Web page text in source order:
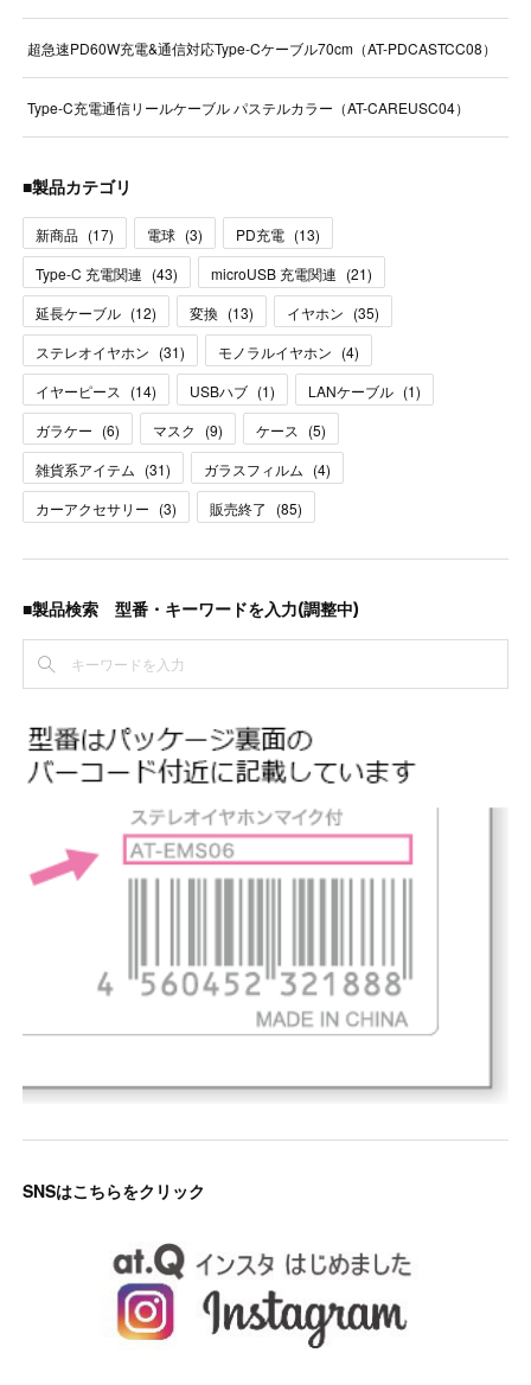
超急速PD60W充電&通信対応Type-Cケーブル70cm（AT-PDCASTCC08）
Type-C充電通信リールケーブル パステルカラー（AT-CAREUSC04）
■製品カテゴリ
新商品 (17) 電球 (3) PD充電 (13)
Type-C 充電関連 (43) microUSB 充電関連 (21)
延長ケーブル (12) 変換 (13) イヤホン (35)
ステレオイヤホン (31) モノラルイヤホン (4)
イヤーピース
(14) USBハブ (1) LANケーブル (1)
ガラケー (6) マスク (9) ケース (5)
雑貨系アイテム (31) ガラスフィルム (4)
カーアクセサリー (3) 販売終了 (85)
■製品検索 型番・キーワードを入力(調整中)
SNSはこちらをクリック